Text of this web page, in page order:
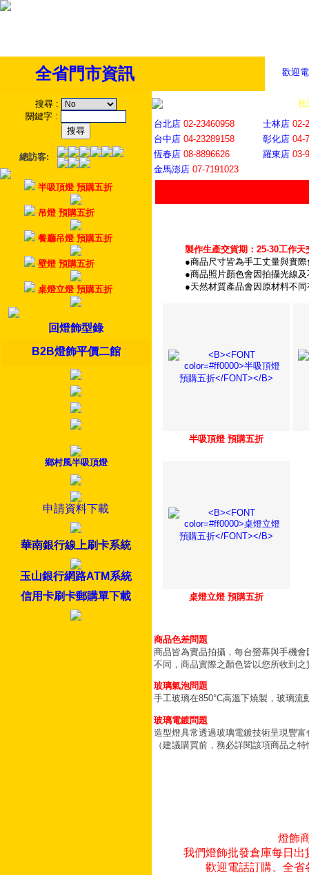
歡迎
全省門市資訊
搜尋 :
關鍵字 :
總訪客:
半吸頂燈 預購五折
吊燈 預購五折
餐廳吊燈 預購五折
壁燈 預購五折
桌燈立燈 預購五折
回燈飾型錄
B2B燈飾平價二館
鄉村風半吸頂燈
申請資料下載
華南銀行線上刷卡系統
玉山銀行網路ATM系統
信用卡刷卡郵購單下載
社
台北店 02-23460958 士林店 02-
台中店 04-23289158 彰化店 04-
恆春店 08-8896626 羅東店 03-
金馬澎店 07-7191023
製作生產交貨期：25-30工作天
●商品尺寸皆為手工丈量與實
●商品照片顏色會因拍攝光線
●天然材質產品會因原材料不
半吸頂燈 預購五折
桌燈立燈 預購五折
商品色差問題
商品皆為實品拍攝，每台螢幕與手機
不同，商品實際之顏色皆以您所收到之
玻璃氣泡問題
手工玻璃在850°C高溫下燒製，玻璃
玻璃電鍍問題
造型燈具常透過玻璃電鍍技術呈現豐
（建議購買前，務必詳閱該項商品之
燈飾
我們燈飾批發倉庫每日
歡迎電話訂購、全